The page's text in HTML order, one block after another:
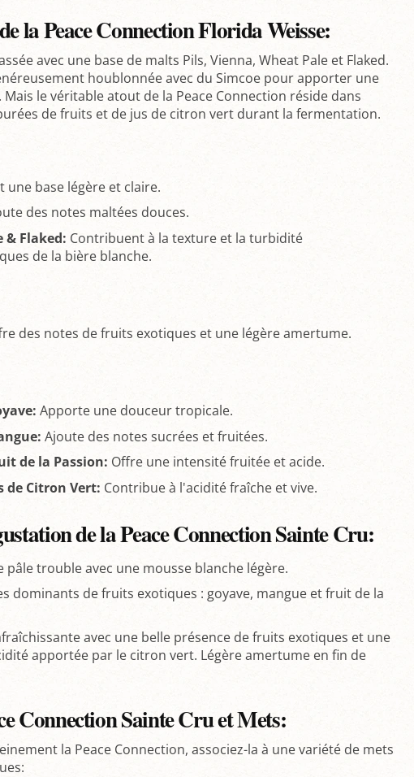
la Peace Connection Florida Weisse:
avec une base de malts Pils, Vienna, Wheat Pale et Flaked.
houblonnée avec du Simcoe pour apporter une
le véritable atout de la Peace Connection réside dans
de fruits et de jus de citron vert durant la fermentation.
une base légère et claire.
des notes maltées douces.
& Flaked: Contribuent à la texture et la turbidité
de la bière blanche.
des notes de fruits exotiques et une légère amertume.
Apporte une douceur tropicale.
Ajoute des notes sucrées et fruitées.
de la Passion: Offre une intensité fruitée et acide.
de Citron Vert: Contribue à l'acidité fraîche et vive.
de la Peace Connection Sainte Cru:
pâle trouble avec une mousse blanche légère.
dominants de fruits exotiques : goyave, mangue et fruit de la
avec une belle présence de fruits exotiques et une
apportée par le citron vert. Légère amertume en fin de
Connection Sainte Cru et Mets:
la Peace Connection, associez-la à une variété de mets